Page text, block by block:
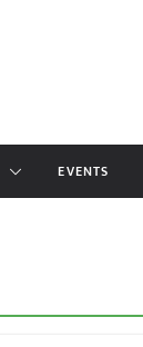
EVENTS